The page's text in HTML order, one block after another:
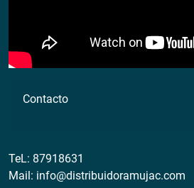
Contacto
TeL: 87918631
Mail: info@distribuidoramujac.com